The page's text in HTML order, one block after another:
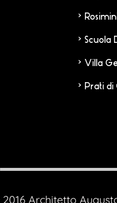
Scuola
Villa
Prati di
Architetto